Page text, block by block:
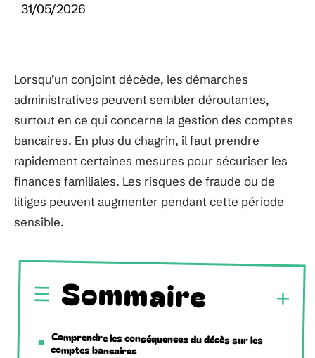
31/05/2026
Lorsqu’un conjoint décède, les démarches
administratives peuvent sembler déroutantes,
surtout en ce qui concerne la gestion des comptes
bancaires. En plus du chagrin, il faut prendre
rapidement certaines mesures pour sécuriser les
finances familiales. Les risques de fraude ou de
litiges peuvent augmenter pendant cette période
sensible.
Sommaire
Comprendre les conséquences du décès sur les
comptes bancaires